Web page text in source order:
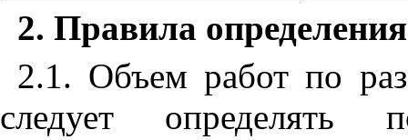
2. Правила
2.1. Объем работ по
следует